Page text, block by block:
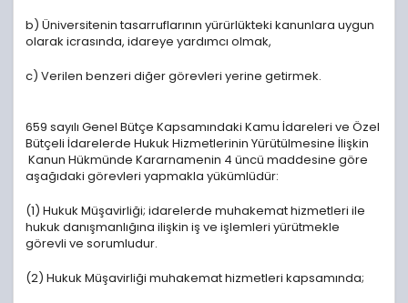
b) Üniversitenin tasarruflarının yürürlükteki kanunlara uygun
olarak icrasında, idareye yardımcı olmak,
c) Verilen benzeri diğer görevleri yerine getirmek.
659 sayılı Genel Bütçe Kapsamındaki Kamu İdareleri ve Özel
Bütçeli İdarelerde Hukuk Hizmetlerinin Yürütülmesine İlişkin
Kanun Hükmünde Kararnamenin 4 üncü maddesine göre
aşağıdaki görevleri yapmakla yükümlüdür:
(1) Hukuk Müşavirliği; idarelerde muhakemat hizmetleri ile
hukuk danışmanlığına ilişkin iş ve işlemleri yürütmekle
görevli ve sorumludur.
(2) Hukuk Müşavirliği muhakemat hizmetleri kapsamında;